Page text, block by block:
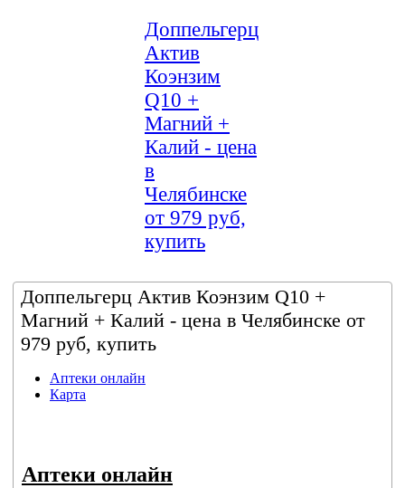
Доппельгерц
Актив
Коэнзим
Q10 +
Магний +
Калий - цена
в
Челябинске
от 979 руб,
купить
Доппельгерц Актив Коэнзим Q10 +
Магний + Калий - цена в Челябинске от
979 руб, купить
Аптеки онлайн
Карта
Аптеки онлайн